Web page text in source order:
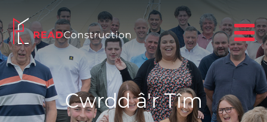
Cwrdd â'r Tîm